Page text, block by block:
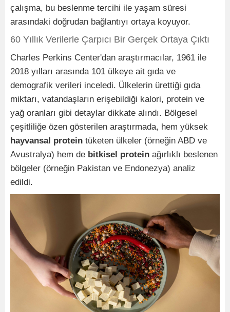
çalışma, bu beslenme tercihi ile yaşam süresi
arasındaki doğrudan bağlantıyı ortaya koyuyor.
60 Yıllık Verilerle Çarpıcı Bir Gerçek Ortaya Çıktı
Charles Perkins Center'dan araştırmacılar, 1961 ile
2018 yılları arasında 101 ülkeye ait gıda ve
demografik verileri inceledi. Ülkelerin ürettiği gıda
miktarı, vatandaşların erişebildiği kalori, protein ve
yağ oranları gibi detaylar dikkate alındı. Bölgesel
çeşitliliğe özen gösterilen araştırmada, hem yüksek
hayvansal protein tüketen ülkeler (örneğin ABD ve
Avustralya) hem de bitkisel protein ağırlıklı beslenen
bölgeler (örneğin Pakistan ve Endonezya) analiz
edildi.